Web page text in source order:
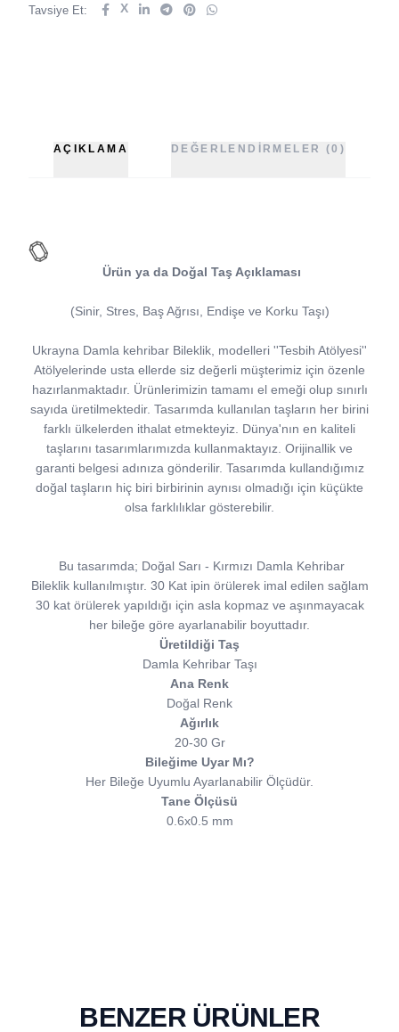
Tavsiye Et: X
AÇIKLAMA DEĞERLENDIRMELER (0)
Ürün ya da Doğal Taş Açıklaması
(Sinir, Stres, Baş Ağrısı, Endişe ve Korku Taşı)
Ukrayna Damla kehribar Bileklik, modelleri ''Tesbih Atölyesi''
Atölyelerinde usta ellerde siz değerli müşterimiz için özenle
hazırlanmaktadır. Ürünlerimizin tamamı el emeği olup sınırlı
sayıda üretilmektedir. Tasarımda kullanılan taşların her birini
farklı ülkelerden ithalat etmekteyiz. Dünya'nın en kaliteli
taşlarını tasarımlarımızda kullanmaktayız. Orijinallik ve
garanti belgesi adınıza gönderilir. Tasarımda kullandığımız
doğal taşların hiç biri birbirinin aynısı olmadığı için küçükte
olsa farklılıklar gösterebilir.
Bu tasarımda; Doğal Sarı - Kırmızı Damla Kehribar
Bileklik kullanılmıştır. 30 Kat ipin örülerek imal edilen sağlam
30 kat örülerek yapıldığı için asla kopmaz ve aşınmayacak
her bileğe göre ayarlanabilir boyuttadır.
Üretildiği Taş
Damla Kehribar Taşı
Ana Renk
Doğal Renk
Ağırlık
20-30 Gr
Bileğime Uyar Mı?
Her Bileğe Uyumlu Ayarlanabilir Ölçüdür.
Tane Ölçüsü
0.6x0.5 mm
BENZER ÜRÜNLER